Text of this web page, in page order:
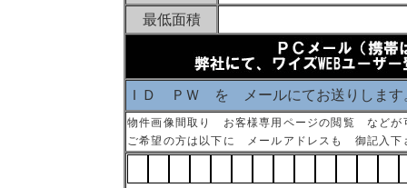
最低面積
ＩＤ ＰＷ を メールにてお送りします
物件画像間取り お客様専用ページの閲覧 などが
ご希望の方は以下に メールアドレスも 御記入下